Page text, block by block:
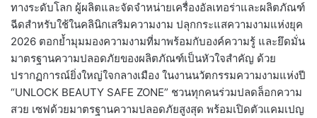
ทางระดับโลก ผู้ผลิตและจัดจำหน่ายเครื่องอัลเทอร่าและผลิตภัณฑ์
ฉีดสำหรับใช้ในคลินิกเสริมความงาม ปลุกกระแสความงามแห่งยุค
2026 ตอกย้ำมุมมองความงามที่มาพร้อมกับองค์ความรู้ และยึดมั่น
มาตรฐานความปลอดภัยของผลิตภัณฑ์เป็นหัวใจสำคัญ ด้วย
ปรากฏการณ์ยิ่งใหญ่ใจกลางเมือง ในงานนวัตกรรมความงามแห่งปี
“UNLOCK BEAUTY SAFE ZONE” ชวนทุกคนร่วมปลดล็อกความ
สวย เซฟด้วยมาตรฐานความปลอดภัยสูงสุด พร้อมเปิดตัวแคมเปญ